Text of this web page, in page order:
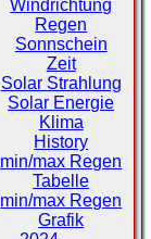
Windrichtung
Regen
Sonnschein
Zeit
Solar Strahlung
Solar Energie
Klima
History
min/max Regen
Tabelle
min/max Regen
Grafik